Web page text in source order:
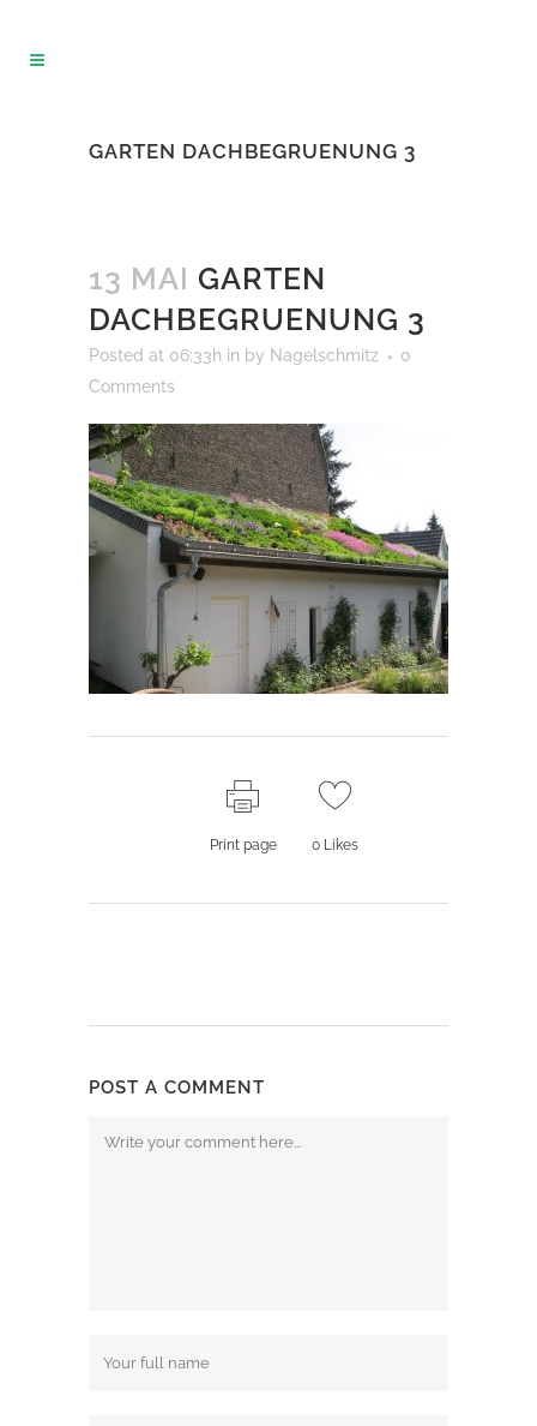
GARTEN DACHBEGRUENUNG 3
13 MAI GARTEN
DACHBEGRUENUNG 3
Posted at 06:33h in by Nagelschmitz
0
Comments
Print page 0Likes
POST A COMMENT